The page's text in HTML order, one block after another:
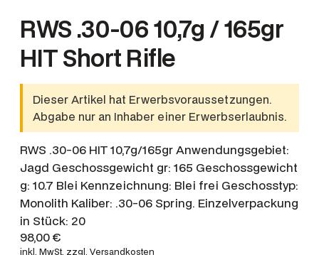
RWS .30-06 10,7g / 165gr
HIT Short Rifle
Dieser Artikel hat Erwerbsvoraussetzungen.
Abgabe nur an Inhaber einer Erwerbserlaubnis.
RWS .30-06 HIT 10,7g/165gr Anwendungsgebiet:
Jagd Geschossgewicht gr: 165 Geschossgewicht
g: 10.7 Blei Kennzeichnung: Blei frei Geschosstyp:
Monolith Kaliber: .30-06 Spring. Einzelverpackung
in Stück: 20
98,00€
inkl. MwSt. zzgl. Versandkosten